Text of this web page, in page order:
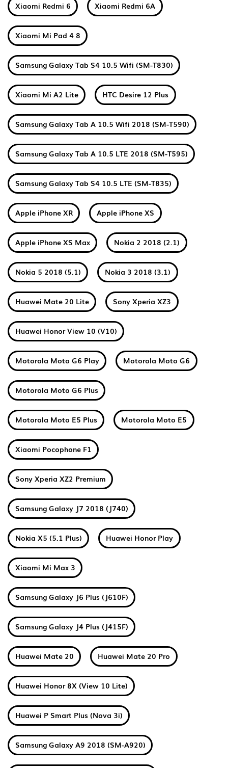
Xiaomi Redmi 6 Xiaomi Redmi 6A
Xiaomi Mi Pad 4 8
Samsung Galaxy Tab S4 10.5 Wifi (SM-T830)
Xiaomi Mi A2 Lite HTC Desire 12 Plus
Samsung Galaxy Tab A 10.5 Wifi 2018 (SM-T590)
Samsung Galaxy Tab A 10.5 LTE 2018 (SM-T595)
Samsung Galaxy Tab S4 10.5 LTE (SM-T835)
Apple iPhone XR Apple iPhone XS
Apple iPhone XS Max Nokia 2 2018 (2.1)
Nokia 5 2018 (5.1) Nokia 3 2018 (3.1)
Huawei Mate 20 Lite Sony Xperia XZ3
Huawei Honor View 10 (V10)
Motorola Moto G6 Play Motorola Moto G6
Motorola Moto G6 Plus
Motorola Moto E5 Plus Motorola Moto E5
Xiaomi Pocophone F1
Sony Xperia XZ2 Premium
Samsung Galaxy J7 2018 (J740)
Nokia X5 (5.1 Plus) Huawei Honor Play
Xiaomi Mi Max 3
Samsung Galaxy J6 Plus (J610F)
Samsung Galaxy J4 Plus (J415F)
Huawei Mate 20 Huawei Mate 20 Pro
Huawei Honor 8X (View 10 Lite)
Huawei P Smart Plus (Nova 3i)
Samsung Galaxy A9 2018 (SM-A920)